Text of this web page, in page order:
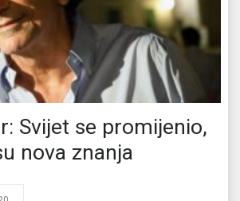
Svijet se promijenio,
nova znanja